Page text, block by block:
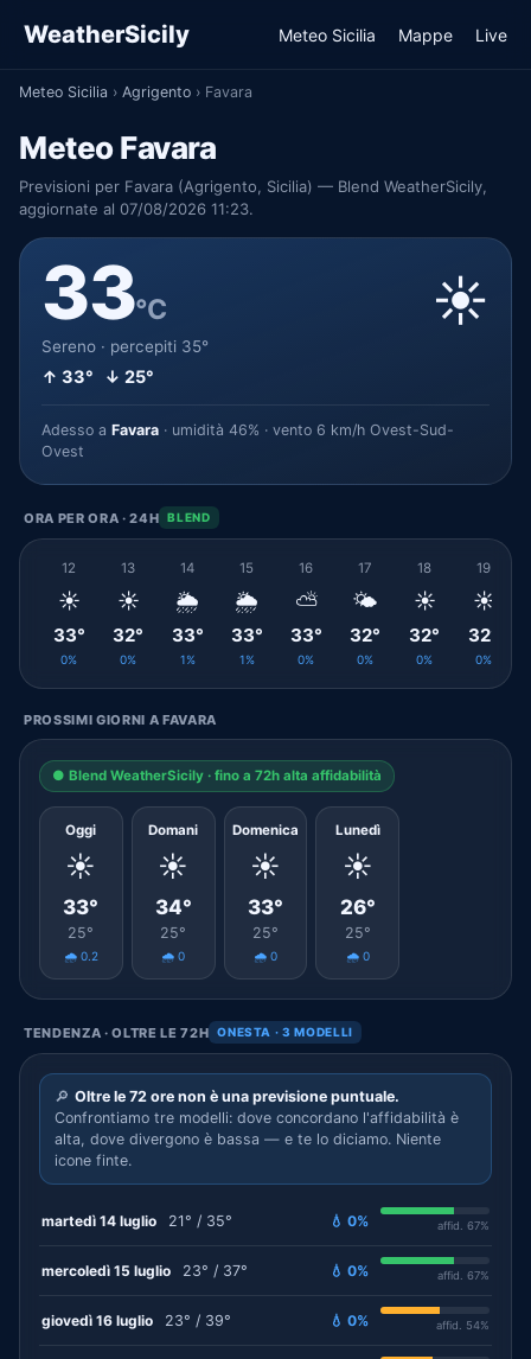
WeatherSicily Meteo Sicilia Mappe Live
Meteo Sicilia › Agrigento › Favara
Meteo Favara
Previsioni per Favara (Agrigento, Sicilia) — Blend WeatherSicily,
aggiornate al 07/08/2026 11:23.
33°C
Sereno · percepiti 35°
↑ 33° ↓ 25°
☀️
Adesso a Favara · umidità 46% · vento 6 km/h Ovest-Sud-
Ovest
ORA PER ORA · 24H BLEND
12
☀️
33°
0%
13
☀️
32°
0%
14
🌦️
33°
1%
15
🌦️
33°
1%
16
⛅
33°
0%
17
🌤️
32°
0%
18
☀️
32°
0%
19
☀️
32°
0%
PROSSIMI GIORNI A FAVARA
● Blend WeatherSicily · fino a 72h alta affidabilità
Oggi
☀️
33°
25°
🌧️ 0.2
Domani
☀️
34°
25°
🌧️ 0
Domenica
☀️
33°
25°
🌧️ 0
Lunedì
☀️
26°
25°
🌧️ 0
TENDENZA · OLTRE LE 72H ONESTA · 3 MODELLI
🔎 Oltre le 72 ore non è una previsione puntuale.
Confrontiamo tre modelli: dove concordano l'affidabilità è
alta, dove divergono è bassa — e te lo diciamo. Niente
icone finte.
martedì 14 luglio 21° / 35° 💧 0% affid. 67%
mercoledì 15 luglio 23° / 37° 💧 0% affid. 67%
giovedì 16 luglio 23° / 39° 💧 0% affid. 54%